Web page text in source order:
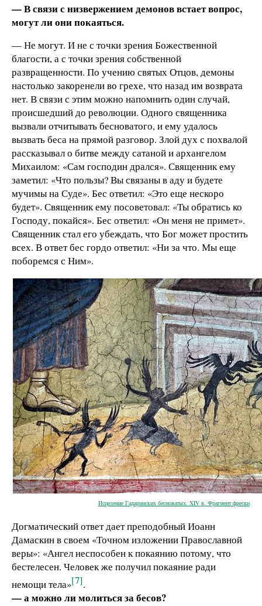
— В связи с низвержением демонов встает вопрос,
могут ли они покаяться.
— Не могут. И не с точки зрения Божественной
благости, а с точки зрения собственной
развращенности. По учению святых Отцов, демоны
настолько закоренели во грехе, что назад им возврата
нет. В связи с этим можно напомнить один случай,
происшедший до революции. Одного священника
вызвали отчитывать бесноватого, и ему удалось
вызвать беса на прямой разговор. Злой дух с похвалой
рассказывал о битве между сатаной и архангелом
Михаилом: «Сам господин дрался». Священник ему
заметил: «Что пользы? Вы связаны в аду и будете
мучимы на Суде». Бес ответил: «Это еще нескоро
будет». Священник ему посоветовал: «Ты обратись ко
Господу, покайся». Бес ответил: «Он меня не примет».
Священник стал его убеждать, что Бог может простить
всех. В ответ бес гордо ответил: «Ни за что. Мы еще
поборемся с Ним».
Исцеление Гадаринских бесноватых. XIV в. Фрагмент фрески
Догматический ответ дает преподобный Иоанн
Дамаскин в своем «Точном изложении Православной
веры»: «Ангел неспособен к покаянию потому, что
бестелесен. Человек же получил покаяние ради
немощи тела»[7].
— а можно ли молиться за бесов?